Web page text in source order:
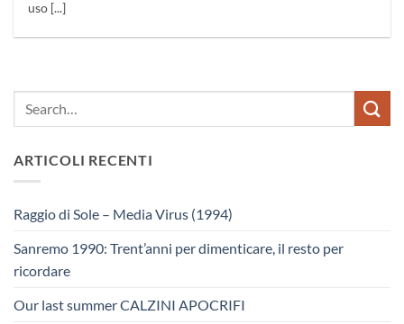
uso [...]
ARTICOLI RECENTI
Raggio di Sole – Media Virus (1994)
Sanremo 1990: Trent’anni per dimenticare, il resto per
ricordare
Our last summer CALZINI APOCRIFI